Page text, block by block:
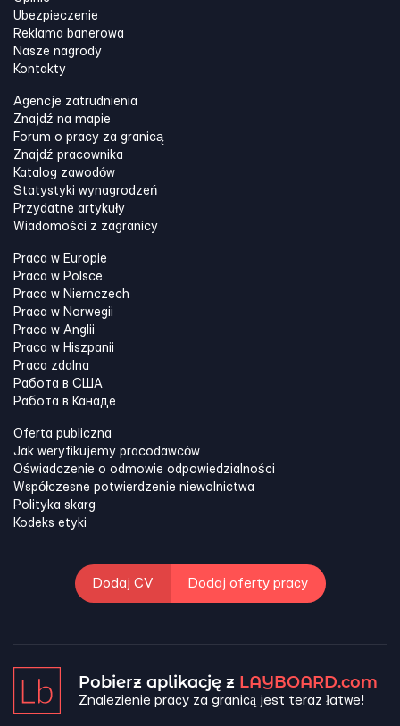
Ubezpieczenie
Reklama banerowa
Nasze nagrody
Kontakty
Agencje zatrudnienia
Znajdź na mapie
Forum o pracy za granicą
Znajdź pracownika
Katalog zawodów
Statystyki wynagrodzeń
Przydatne artykuły
Wiadomości z zagranicy
Praca w Europie
Praca w Polsce
Praca w Niemczech
Praca w Norwegii
Praca w Anglii
Praca w Hiszpanii
Praca zdalna
Работа в США
Работа в Канадe
Oferta publiczna
Jak weryfikujemy pracodawców
Oświadczenie o odmowie odpowiedzialności
Współczesne potwierdzenie niewolnictwa
Polityka skarg
Kodeks etyki
Dodaj CV Dodaj oferty pracy
Pobierz aplikację z LAYBOARD.com
Znalezienie pracy za granicą jest teraz łatwe!